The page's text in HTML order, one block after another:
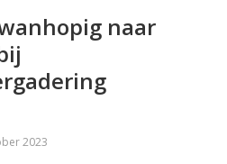
naar
2023